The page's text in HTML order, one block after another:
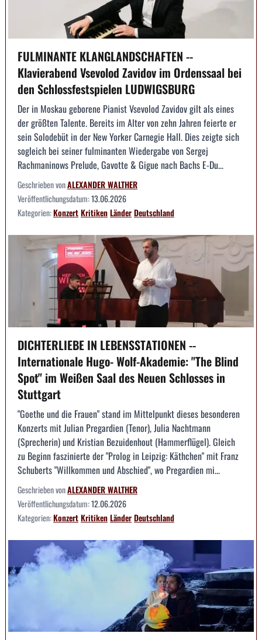
FULMINANTE KLANGLANDSCHAFTEN --
Klavierabend Vsevolod Zavidov im Ordenssaal bei
den Schlossfestspielen LUDWIGSBURG
Der in Moskau geborene Pianist Vsevolod Zavidov gilt als eines
der größten Talente. Bereits im Alter von zehn Jahren feierte er
sein Solodebüt in der New Yorker Carnegie Hall. Dies zeigte sich
sogleich bei seiner fulminanten Wiedergabe von Sergej
Rachmaninows Prelude, Gavotte & Gigue nach Bachs E-Du...
Geschrieben vonALEXANDER WALTHER
Veröffentlichungsdatum:13.06.2026
Kategorien:KonzertKritikenLänderDeutschland
DICHTERLIEBE IN LEBENSSTATIONEN --
Internationale Hugo- Wolf-Akademie: "The Blind
Spot" im Weißen Saal des Neuen Schlosses in
Stuttgart
"Goethe und die Frauen" stand im Mittelpunkt dieses besonderen
Konzerts mit Julian Pregardien (Tenor), Julia Nachtmann
(Sprecherin) und Kristian Bezuidenhout (Hammerflügel). Gleich
zu Beginn faszinierte der "Prolog in Leipzig: Käthchen" mit Franz
Schuberts "Willkommen und Abschied", wo Pregardien mi...
Geschrieben vonALEXANDER WALTHER
Veröffentlichungsdatum:12.06.2026
Kategorien:KonzertKritikenLänderDeutschland